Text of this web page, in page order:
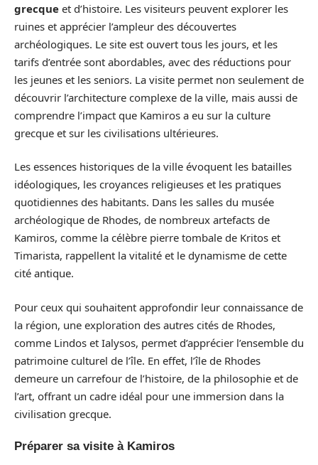
grecque et d’histoire. Les visiteurs peuvent explorer les
ruines et apprécier l’ampleur des découvertes
archéologiques. Le site est ouvert tous les jours, et les
tarifs d’entrée sont abordables, avec des réductions pour
les jeunes et les seniors. La visite permet non seulement de
découvrir l’architecture complexe de la ville, mais aussi de
comprendre l’impact que Kamiros a eu sur la culture
grecque et sur les civilisations ultérieures.
Les essences historiques de la ville évoquent les batailles
idéologiques, les croyances religieuses et les pratiques
quotidiennes des habitants. Dans les salles du musée
archéologique de Rhodes, de nombreux artefacts de
Kamiros, comme la célèbre pierre tombale de Kritos et
Timarista, rappellent la vitalité et le dynamisme de cette
cité antique.
Pour ceux qui souhaitent approfondir leur connaissance de
la région, une exploration des autres cités de Rhodes,
comme Lindos et Ialysos, permet d’apprécier l’ensemble du
patrimoine culturel de l’île. En effet, l’île de Rhodes
demeure un carrefour de l’histoire, de la philosophie et de
l’art, offrant un cadre idéal pour une immersion dans la
civilisation grecque.
Préparer sa visite à Kamiros